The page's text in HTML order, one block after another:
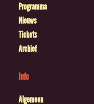
Programma
Nieuws
Tickets
Archief
Info
Algemeen